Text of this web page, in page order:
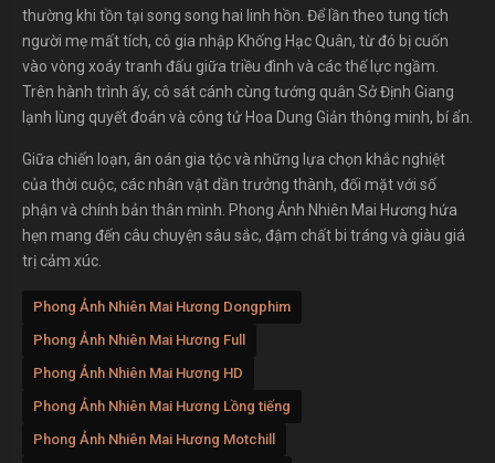
thường khi tồn tại song song hai linh hồn. Để lần theo tung tích
người mẹ mất tích, cô gia nhập Khống Hạc Quân, từ đó bị cuốn
vào vòng xoáy tranh đấu giữa triều đình và các thế lực ngầm.
Trên hành trình ấy, cô sát cánh cùng tướng quân Sở Định Giang
lạnh lùng quyết đoán và công tử Hoa Dung Giản thông minh, bí ẩn.
Giữa chiến loạn, ân oán gia tộc và những lựa chọn khắc nghiệt
của thời cuộc, các nhân vật dần trưởng thành, đối mặt với số
phận và chính bản thân mình. Phong Ảnh Nhiên Mai Hương hứa
hẹn mang đến câu chuyện sâu sắc, đậm chất bi tráng và giàu giá
trị cảm xúc.
Phong Ảnh Nhiên Mai Hương Dongphim
Phong Ảnh Nhiên Mai Hương Full
Phong Ảnh Nhiên Mai Hương HD
Phong Ảnh Nhiên Mai Hương Lồng tiếng
Phong Ảnh Nhiên Mai Hương Motchill